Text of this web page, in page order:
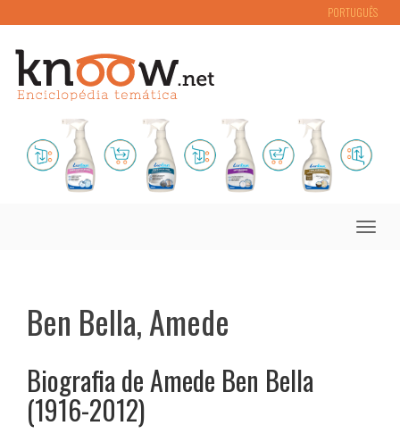
PORTUGUÊS
Toggle
Ben Bella, Amede
Biografia de Amede Ben Bella
(1916-2012)